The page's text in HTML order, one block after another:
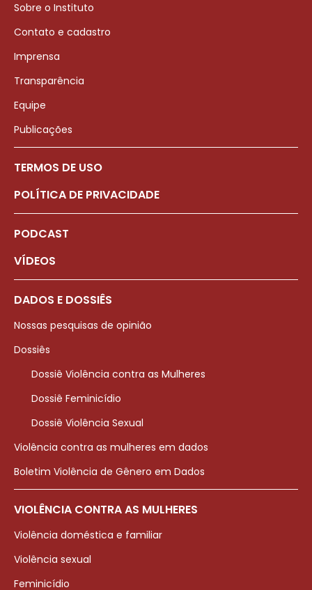
Sobre o Instituto
Contato e cadastro
Imprensa
Transparência
Equipe
Publicações
TERMOS DE USO
POLÍTICA DE PRIVACIDADE
PODCAST
VÍDEOS
DADOS E DOSSIÊS
Nossas pesquisas de opinião
Dossiês
Dossiê Violência contra as Mulheres
Dossiê Feminicídio
Dossiê Violência Sexual
Violência contra as mulheres em dados
Boletim Violência de Gênero em Dados
VIOLÊNCIA CONTRA AS MULHERES
Violência doméstica e familiar
Violência sexual
Feminicídio